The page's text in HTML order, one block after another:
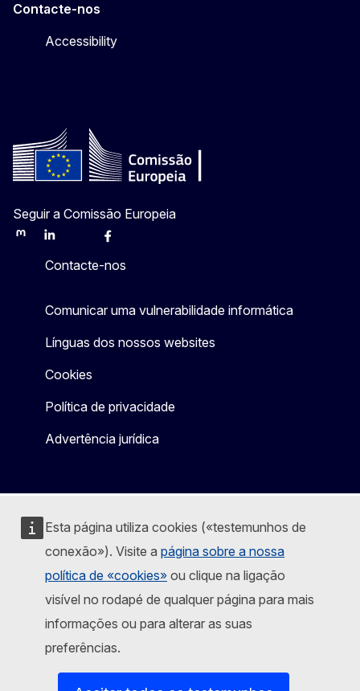
Esta página utiliza cookies («testemunhos de
conexão»). Visite a página sobre a nossa
política de «cookies» ou clique na ligação
visível no rodapé de qualquer página para mais
informações ou para alterar as suas
preferências.
Contacte-nos
Accessibility
Seguir a Comissão Europeia
MastodonLinkedInBlueskyFacebook
Contacte-nos
Comunicar uma vulnerabilidade informática
Línguas dos nossos websites
Cookies
Política de privacidade
Advertência jurídica